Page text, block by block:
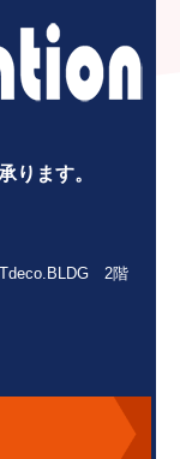
ります。
2階